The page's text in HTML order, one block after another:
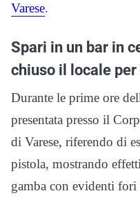
Varese.
Spari in un bar in
chiuso il locale
Durante le prime ore
presentata presso il
di Varese, riferendo di
pistola, mostrando
gamba con evidenti fori